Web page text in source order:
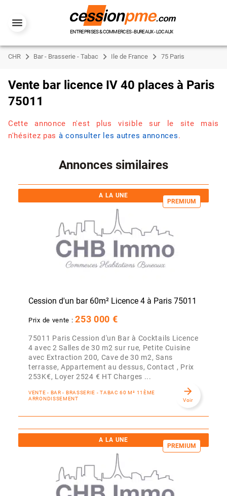
ENTREPRISES & COMMERCES - BUREAUX - LOCAUX
CHR Bar - Brasserie - Tabac Ile de France 75 Paris
Vente bar licence IV 40 places à Paris
75011
Cette annonce n'est plus visible sur le site mais
n'hésitez pas à consulter les autres annonces.
Annonces similaires
A LA UNE
PREMIUM
Cession d'un bar 60m² Licence 4 à Paris 75011
Prix de vente :253 000 €
75011 Paris Cession d'un Bar à Cocktails Licence
4 avec 2 Salles de 30 m2 sur rue, Petite Cuisine
avec Extraction 200, Cave de 30 m2, Sans
terrasse, Appartement au dessus, Contact , Prix
253K€, Loyer 2524 € HT Charges ...
VENTE - BAR - BRASSERIE - TABAC 60 M² 11ÈME
ARRONDISSEMENT
arrow_forward
Voir
A LA UNE
PREMIUM